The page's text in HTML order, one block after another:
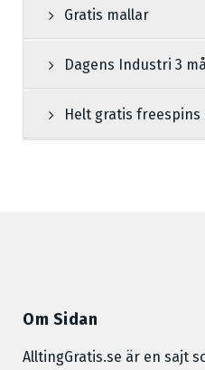
Gratis mallar
Dagens Industri 3
Helt gratis
Om Sidan
AlltingGratis.se är en sajt